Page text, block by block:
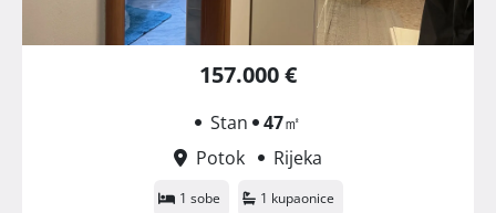
157.000 €
Stan 47㎡
Potok
Rijeka
1 sobe 1 kupaonice